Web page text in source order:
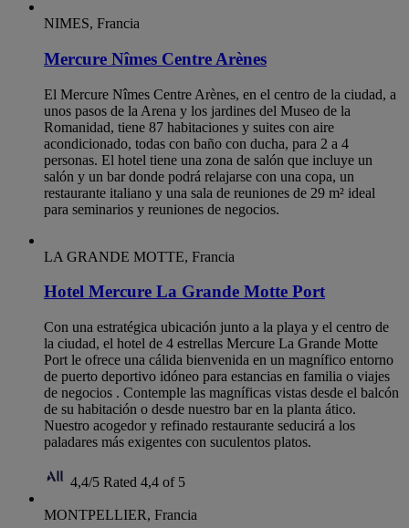
NIMES, Francia
Mercure Nîmes Centre Arènes
El Mercure Nîmes Centre Arènes, en el centro de la ciudad, a
unos pasos de la Arena y los jardines del Museo de la
Romanidad, tiene 87 habitaciones y suites con aire
acondicionado, todas con baño con ducha, para 2 a 4
personas. El hotel tiene una zona de salón que incluye un
salón y un bar donde podrá relajarse con una copa, un
restaurante italiano y una sala de reuniones de 29 m² ideal
para seminarios y reuniones de negocios.
LA GRANDE MOTTE, Francia
Hotel Mercure La Grande Motte Port
Con una estratégica ubicación junto a la playa y el centro de
la ciudad, el hotel de 4 estrellas Mercure La Grande Motte
Port le ofrece una cálida bienvenida en un magnífico entorno
de puerto deportivo idóneo para estancias en familia o viajes
de negocios . Contemple las magníficas vistas desde el balcón
de su habitación o desde nuestro bar en la planta ático.
Nuestro acogedor y refinado restaurante seducirá a los
paladares más exigentes con suculentos platos.
4,4/5 Rated 4,4 of 5
MONTPELLIER, Francia